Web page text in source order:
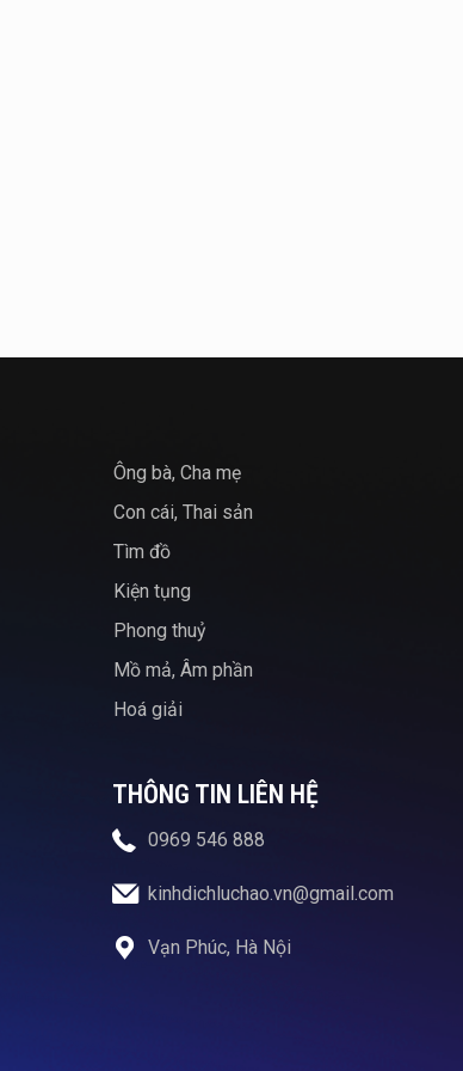
Ông bà, Cha mẹ
Con cái, Thai sản
Tìm đồ
Kiện tụng
Phong thuỷ
Mồ mả, Âm phần
Hoá giải
THÔNG TIN LIÊN HỆ
0969 546 888
kinhdichluchao.vn@gmail.com
Vạn Phúc, Hà Nội